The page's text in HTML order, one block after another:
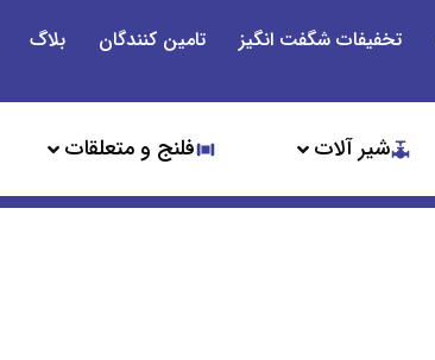
تخفیفات شگفت انگیز تامین کنندگان بلاگ
شیر آلات فلنج و متعلقات